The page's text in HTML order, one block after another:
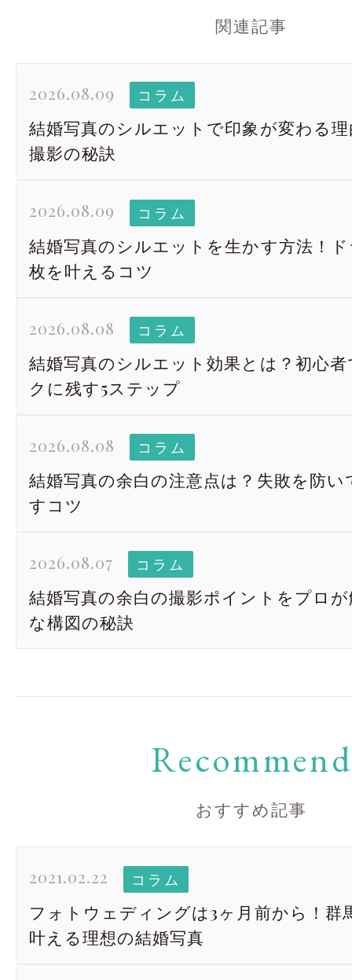
関連記事
2026.08.09 コラム
結婚写真のシルエットで印象が変わる
撮影の秘訣
2026.08.09 コラム
結婚写真のシルエットを生かす方法！
枚を叶えるコツ
2026.08.08 コラム
結婚写真のシルエット効果とは？初心
クに残す5ステップ
2026.08.08 コラム
結婚写真の余白の注意点は？失敗を防
すコツ
2026.08.07 コラム
結婚写真の余白の撮影ポイントをプロ
な構図の秘訣
Recommend
おすすめ記事
2021.02.22 コラム
フォトウェディングは3ヶ月前から！群
叶える理想の結婚写真